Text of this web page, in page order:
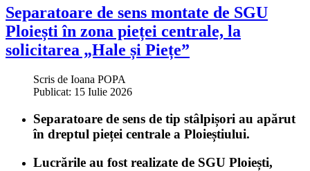
Separatoare de sens montate de SGU
Ploiești în zona pieței centrale, la
solicitarea „Hale și Piețe”
Scris de Ioana POPA
Publicat: 15 Iulie 2026
Separatoare de sens de tip stâlpișori au apărut
în dreptul pieței centrale a Ploieștiului.
Lucrările au fost realizate de SGU Ploiești,